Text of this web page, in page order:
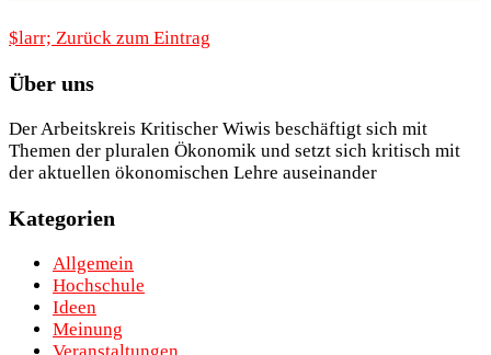
$larr; Zurück zum Eintrag
Über uns
Der Arbeitskreis Kritischer Wiwis beschäftigt sich mit
Themen der pluralen Ökonomik und setzt sich kritisch mit
der aktuellen ökonomischen Lehre auseinander
Kategorien
Allgemein
Hochschule
Ideen
Meinung